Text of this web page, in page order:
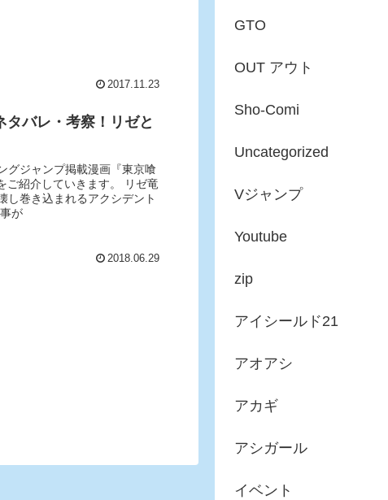
2017.11.23
タバレ・考察！リゼと
グジャンプ掲載漫画『東京喰
ご紹介していきます。 リゼ竜
し巻き込まれるアクシデント
が
2018.06.29
GTO
OUT アウト
Sho-Comi
Uncategorized
Vジャンプ
Youtube
zip
アイシールド21
アオアシ
アカギ
アシガール
イベント